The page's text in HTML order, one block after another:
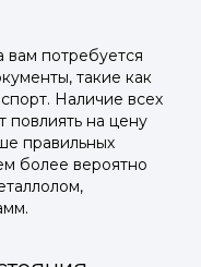
вам потребуется
такие как
Наличие всех
на цену
правильных
более вероятно